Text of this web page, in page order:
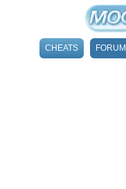
CHEATS FORUM